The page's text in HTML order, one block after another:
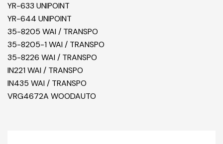
YR-633 UNIPOINT
YR-644 UNIPOINT
35-8205 WAI / TRANSPO
35-8205-1 WAI / TRANSPO
35-8226 WAI / TRANSPO
IN221 WAI / TRANSPO
IN435 WAI / TRANSPO
VRG4672A WOODAUTO